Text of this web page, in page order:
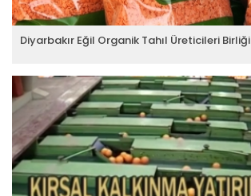
Diyarbakır Eğil Organik Tahıl Üreticileri Birliği